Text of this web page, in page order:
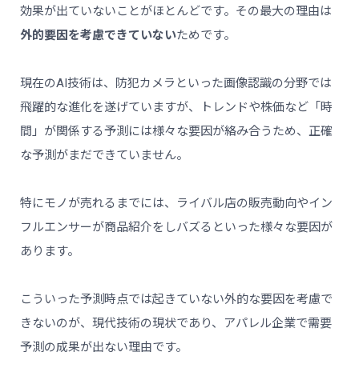
効果が出ていないことがほとんどです。その最大の理由は
外的要因を考慮できていないためです。
現在のAI技術は、防犯カメラといった画像認識の分野では
飛躍的な進化を遂げていますが、トレンドや株価など「時
間」が関係する予測には様々な要因が絡み合うため、正確
な予測がまだできていません。
特にモノが売れるまでには、ライバル店の販売動向やイン
フルエンサーが商品紹介をしバズるといった様々な要因が
あります。
こういった予測時点では起きていない外的な要因を考慮で
きないのが、現代技術の現状であり、アパレル企業で需要
予測の成果が出ない理由です。